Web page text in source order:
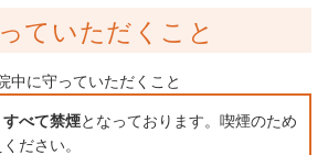
ていただくこと
中に守っていただくこと
べて禁煙となっております。喫煙のため
ださい。